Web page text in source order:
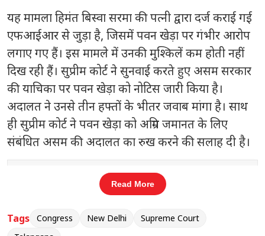
यह मामला हिमंत बिस्वा सरमा की पत्नी द्वारा दर्ज कराई गई
एफआईआर से जुड़ा है, जिसमें पवन खेड़ा पर गंभीर आरोप
लगाए गए हैं। इस मामले में उनकी मुश्किलें कम होती नहीं
दिख रही हैं। सुप्रीम कोर्ट ने सुनवाई करते हुए असम सरकार
की याचिका पर पवन खेड़ा को नोटिस जारी किया है।
अदालत ने उनसे तीन हफ्तों के भीतर जवाब मांगा है। साथ
ही सुप्रीम कोर्ट ने पवन खेड़ा को अग्रिम जमानत के लिए
संबंधित असम की अदालत का रुख करने की सलाह दी है।
भोपाल में किसानों का बड़ा प्रदर्शन
‹
Read More
Tags Congress New Delhi
Supreme Court